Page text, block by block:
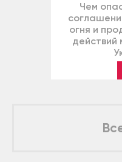
Чем
огня и
действий